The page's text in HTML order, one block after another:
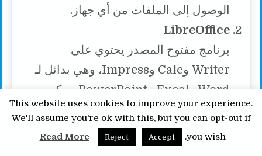
الوصول إلى الملفات من أي جهاز.
LibreOffice
برنامج مفتوح المصدر يحتوي على
Writer وCalc وImpress، وهي بدائل لـ
Word وExcel وPowerPoint. يمكن
تثبيته على جميع أنظمة التشغيل بما في
OnlyOffice
This website uses cookies to improve your experience.
We'll assume you're ok with this, but you can opt-out if
you wish.
Accept
Reject
Read More